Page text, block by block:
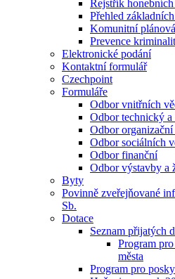
Rejstřík
Přehled
Komunitní
Prevence
Elektronické podání
Kontaktní formulář
Czechpoint
Formuláře
Odbor vnitřních
Odbor technický
Odbor
Odbor sociálních
Odbor finanční
Odbor výstavby a
Byty
Povinně zveřejňované
Sb.
Dotace
Seznam přijatých
Program
města
Program pro